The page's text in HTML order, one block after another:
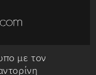
με τον